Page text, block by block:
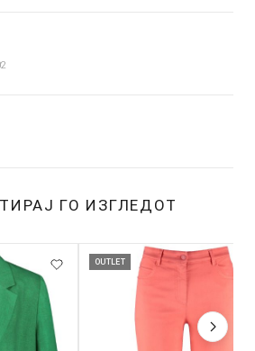
ГО ИЗГЛЕДОТ
OUTLET